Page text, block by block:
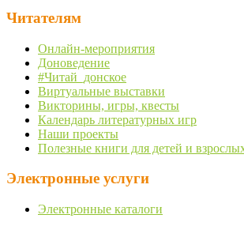
Читателям
Онлайн-мероприятия
Доноведение
#Читай_донское
Виртуальные выставки
Викторины, игры, квесты
Календарь литературных игр
Наши проекты
Полезные книги для детей и
Электронные услуги
Электронные каталоги